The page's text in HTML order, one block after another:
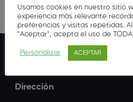
Dirección
Usamos cookies en nuestro sitio
experiencia más relevante
preferencias y visitas repetidas.
"Aceptar", acepta el uso de
Personalizar ACEPTAR